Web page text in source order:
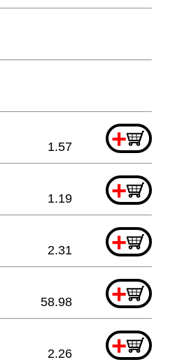
+
1.57
+
1.19
+
2.31
+
58.98
+
2.26